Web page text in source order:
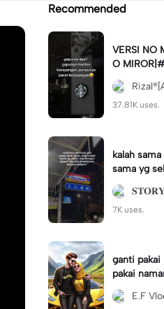
Recommended
VERSI NO
O
37.81K uses.
kalah
sama yg
tory#fyp
7K uses.
ganti pakai
pakai
E.F